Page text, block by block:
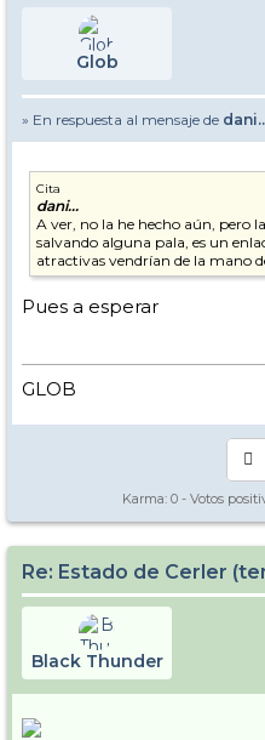
Glob
» En respuesta al mensaje de
Cita
dani...
A ver, no la he hecho aún, pero
salvando alguna pala, es un
atractivas vendrían de la mano
Pues a esperar
GLOB
Karma: 0 - Votos
Re: Estado de Cerler
Black Thunder